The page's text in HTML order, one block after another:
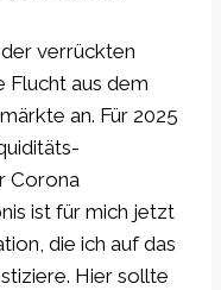
verrückten
Flucht aus dem
an. Für 2025
Corona
ist für mich jetzt
die ich auf das
Hier sollte